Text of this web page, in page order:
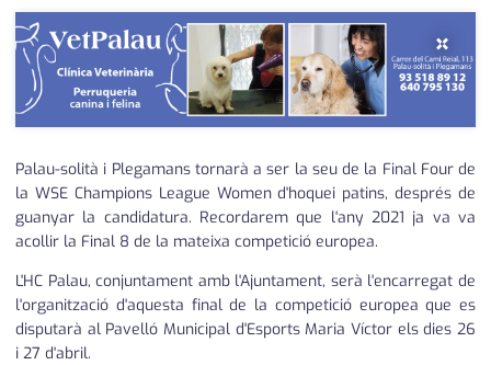
editorial ×
Palau-solità i Plegamans tornarà a ser la seu de la Final Four de
la WSE Champions League Women d'hoquei patins, després de
guanyar la candidatura. Recordarem que l'any 2021 ja va va
acollir la Final 8 de la mateixa competició europea.
L'HC Palau, conjuntament amb l'Ajuntament, serà l'encarregat de
l'organització d'aquesta final de la competició europea que es
disputarà al Pavelló Municipal d'Esports Maria Víctor els dies 26
i 27 d'abril.